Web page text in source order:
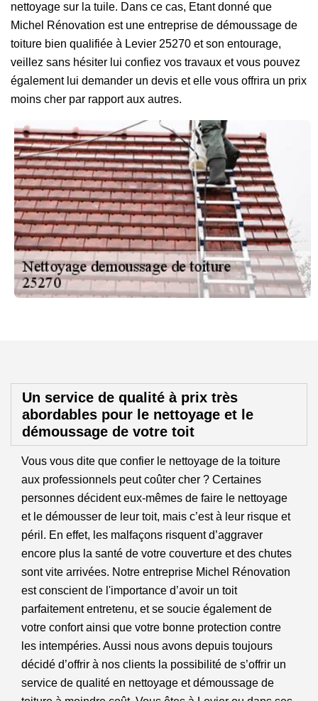
nettoyage sur la tuile. Dans ce cas, Etant donné que
Michel Rénovation est une entreprise de démoussage de
toiture bien qualifiée à Levier 25270 et son entourage,
veillez sans hésiter lui confiez vos travaux et vous pouvez
également lui demander un devis et elle vous offrira un prix
moins cher par rapport aux autres.
Un service de qualité à prix très
abordables pour le nettoyage et le
démoussage de votre toit
Vous vous dite que confier le nettoyage de la toiture
aux professionnels peut coûter cher ? Certaines
personnes décident eux-mêmes de faire le nettoyage
et le démousser de leur toit, mais c’est à leur risque et
péril. En effet, les malfaçons risquent d’aggraver
encore plus la santé de votre couverture et des chutes
sont vite arrivées. Notre entreprise Michel Rénovation
est conscient de l'importance d’avoir un toit
parfaitement entretenu, et se soucie également de
votre confort ainsi que votre bonne protection contre
les intempéries. Aussi nous avons depuis toujours
décidé d’offrir à nos clients la possibilité de s’offrir un
service de qualité en nettoyage et démoussage de